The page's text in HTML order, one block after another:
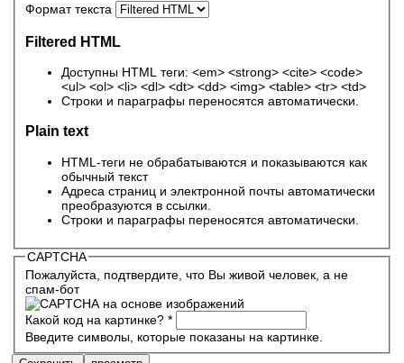
Формат текста
Filtered HTML
Доступны HTML теги: <em> <strong> <cite> <code>
<ul> <ol> <li> <dl> <dt> <dd> <img> <table> <tr> <td>
Строки и параграфы переносятся автоматически.
Plain text
HTML-теги не обрабатываются и показываются как
обычный текст
Адреса страниц и электронной почты автоматически
преобразуются в ссылки.
Строки и параграфы переносятся автоматически.
CAPTCHA
Пожалуйста, подтвердите, что Вы живой человек, а не
спам-бот
Какой код на картинке? *
Введите символы, которые показаны на картинке.